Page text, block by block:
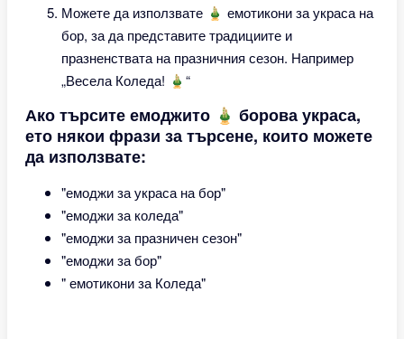
Можете да използвате 🎍 емотикони за украса на
бор, за да представите традициите и
празненствата на празничния сезон. Например
„Весела Коледа! 🎍“
Ако търсите емоджито 🎍 борова украса,
ето някои фрази за търсене, които можете
да използвате:
"емоджи за украса на бор"
"емоджи за коледа"
"емоджи за празничен сезон"
"емоджи за бор"
" емотикони за Коледа"